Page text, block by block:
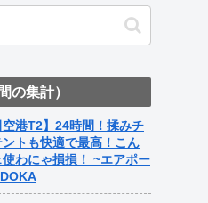
の集計）
空港T2】24時間！揉みチ
ントも快適で最高！こん
わにゃ損損！ ~エアポー